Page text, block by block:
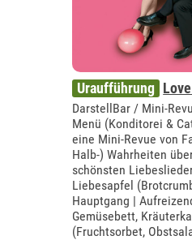
Uraufführung
DarstellBar / Mini-
Menü (Konditorei &
eine Mini-Revue von
Halb-) Wahrheiten
schönsten
Liebesapfel
Hauptgang |
Gemüsebett,
(Fruchtsorbet,